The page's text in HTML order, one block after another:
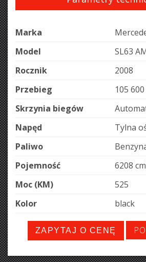
Marka
Model
SL63
Rocznik
2008
Przebieg
105
Skrzynia biegów
Napęd
Tylna
Paliwo
Pojemność
6208 cm
Moc (KM)
525
Kolor
black
ZAPYTAJ O CENĘ